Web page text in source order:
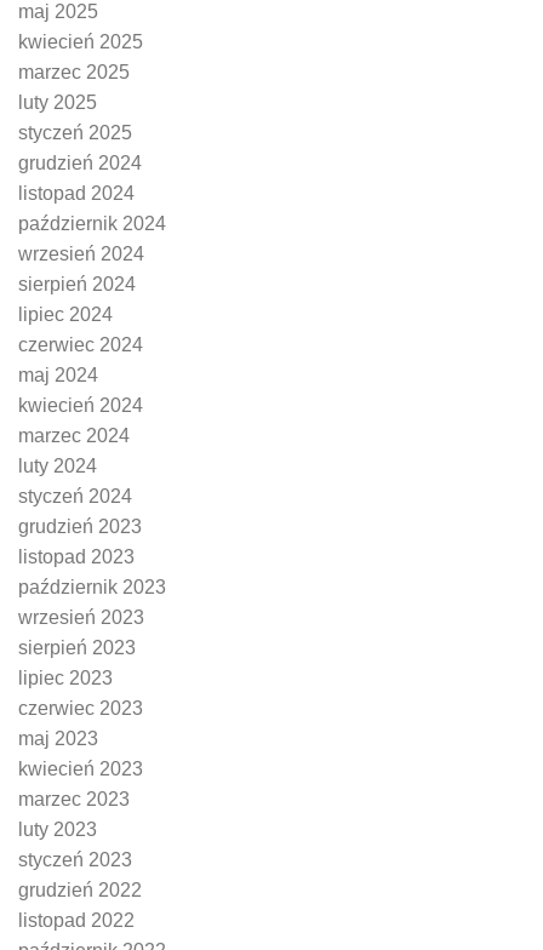
maj 2025
kwiecień 2025
marzec 2025
luty 2025
styczeń 2025
grudzień 2024
listopad 2024
październik 2024
wrzesień 2024
sierpień 2024
lipiec 2024
czerwiec 2024
maj 2024
kwiecień 2024
marzec 2024
luty 2024
styczeń 2024
grudzień 2023
listopad 2023
październik 2023
wrzesień 2023
sierpień 2023
lipiec 2023
czerwiec 2023
maj 2023
kwiecień 2023
marzec 2023
luty 2023
styczeń 2023
grudzień 2022
listopad 2022